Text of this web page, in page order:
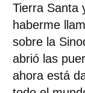
Tierra Santa
haberme
sobre la
abrió las
ahora está